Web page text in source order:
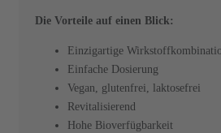
Die Vorteile auf einen Blick:
Einzigartige
Einfache Dosierung
Vegan, glutenfrei, laktosefrei
Revitalisierend
Hohe Bioverfügbarkeit